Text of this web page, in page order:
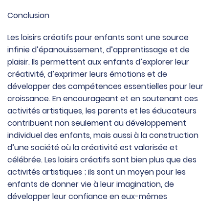
Conclusion
Les loisirs créatifs pour enfants sont une source
infinie d’épanouissement, d’apprentissage et de
plaisir. Ils permettent aux enfants d’explorer leur
créativité, d’exprimer leurs émotions et de
développer des compétences essentielles pour leur
croissance. En encourageant et en soutenant ces
activités artistiques, les parents et les éducateurs
contribuent non seulement au développement
individuel des enfants, mais aussi à la construction
d’une société où la créativité est valorisée et
célébrée. Les loisirs créatifs sont bien plus que des
activités artistiques ; ils sont un moyen pour les
enfants de donner vie à leur imagination, de
développer leur confiance en eux-mêmes